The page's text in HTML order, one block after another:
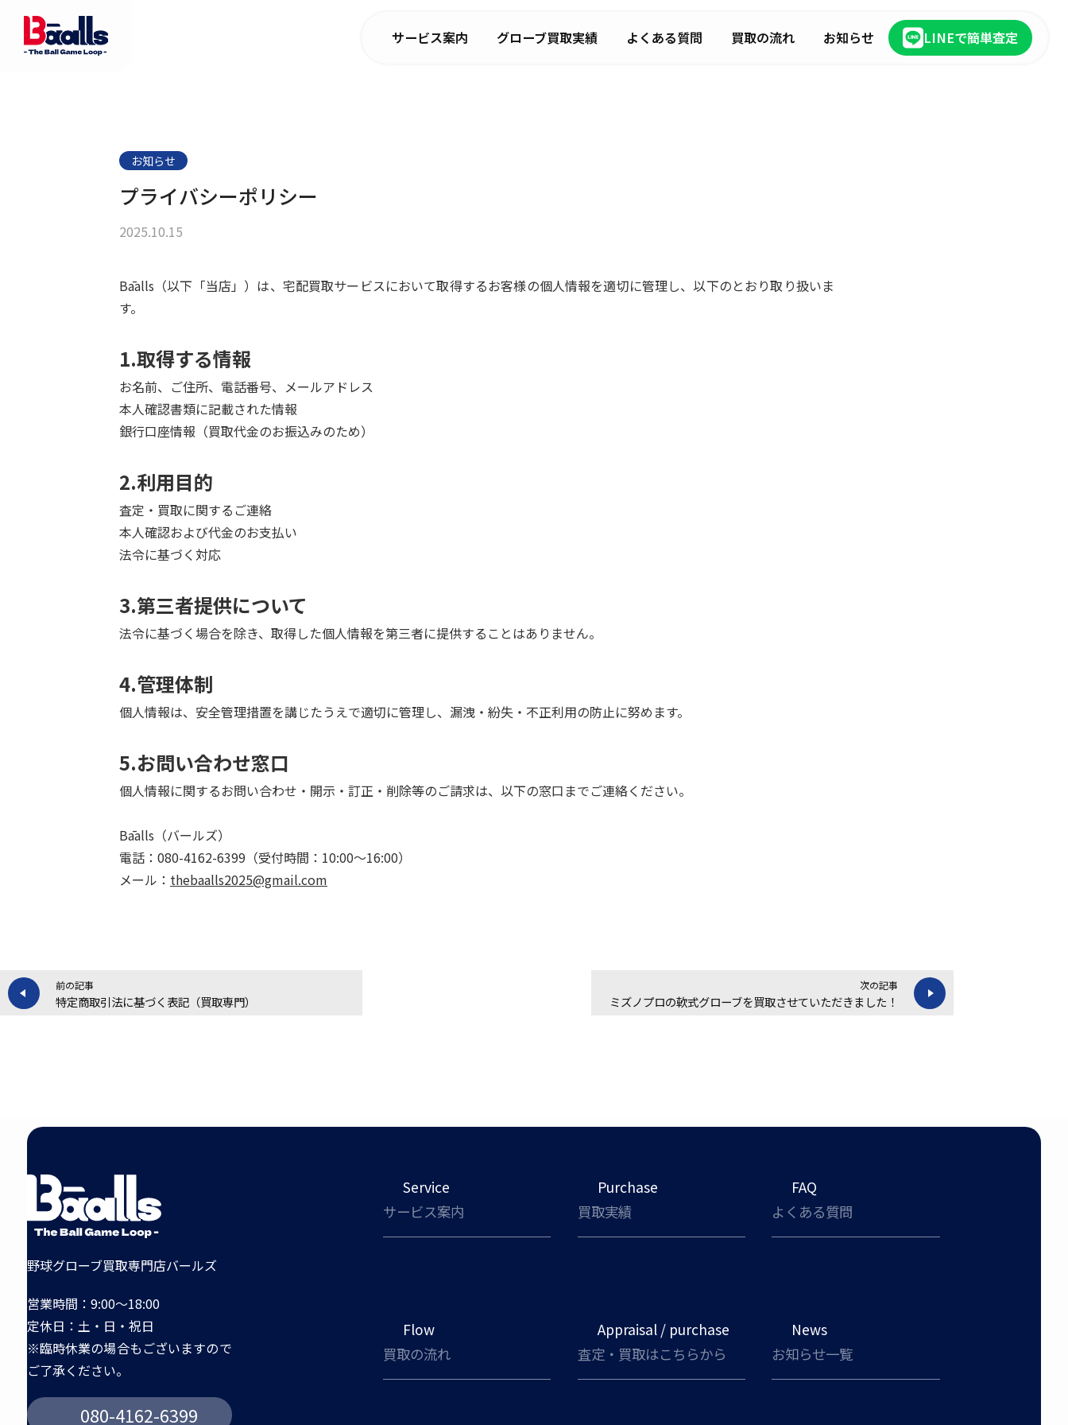
サービス案内 グローブ買取実績 よくある質問 買取の流れ お知らせ LINEで簡単査定
お知らせ
プライバシーポリシー
2025.10.15
Bāalls（以下「当店」）は、宅配買取サービスにおいて取得するお客様の個人情報を適切に管理し、以下のとおり取り扱いま
す。
1.取得する情報
お名前、ご住所、電話番号、メールアドレス
本人確認書類に記載された情報
銀行口座情報（買取代金のお振込みのため）
2.利用目的
査定・買取に関するご連絡
本人確認および代金のお支払い
法令に基づく対応
3.第三者提供について
法令に基づく場合を除き、取得した個人情報を第三者に提供することはありません。
4.管理体制
個人情報は、安全管理措置を講じたうえで適切に管理し、漏洩・紛失・不正利用の防止に努めます。
5.お問い合わせ窓口
個人情報に関するお問い合わせ・開示・訂正・削除等のご請求は、以下の窓口までご連絡ください。
Bāalls（バールズ）
電話：080-4162-6399（受付時間：10:00～16:00）
メール： thebaalls2025@gmail.com
前の記事
特定商取引法に基づく表記（買取専門）
次の記事
ミズノプロの軟式グローブを買取させていただきました！
野球グローブ買取専門店バールズ
営業時間：9:00～18:00
定休日：土・日・祝日
※臨時休業の場合もございますので
ご了承ください。
080-4162-6399
Service
サービス案内
Purchase
買取実績
FAQ
よくある質問
Flow
買取の流れ
Appraisal / purchase
査定・買取はこちらから
News
お知らせ一覧